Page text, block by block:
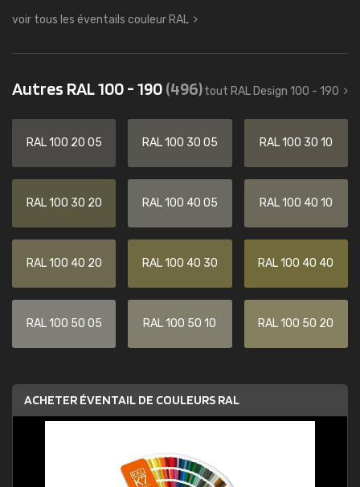
voir tous les éventails couleur RAL
Autres RAL 100 - 190(496)tout RAL Design 100 - 190
RAL 100 20 05 RAL 100 30 05 RAL 100 30 10
RAL 100 30 20 RAL 100 40 05 RAL 100 40 10
RAL 100 40 20 RAL 100 40 30 RAL 100 40 40
RAL 100 50 05 RAL 100 50 10 RAL 100 50 20
ACHETER ÉVENTAIL DE COULEURS RAL